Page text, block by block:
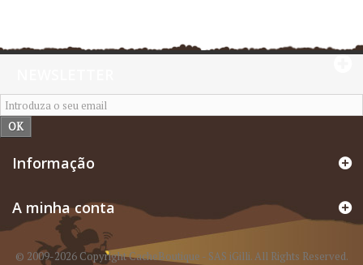
OK
Informação
A minha conta
© 2009-2026 Copyright CacheBoutique - SAS iGilli. All Rights Reserved.